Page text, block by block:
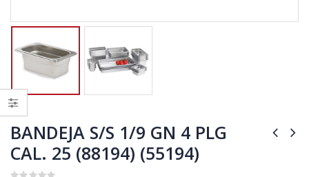
BANDEJA S/S 1/9 GN 4 PLG
CAL. 25 (88194) (55194)